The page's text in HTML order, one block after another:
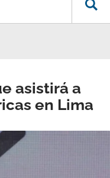
asistirá a
en Lima